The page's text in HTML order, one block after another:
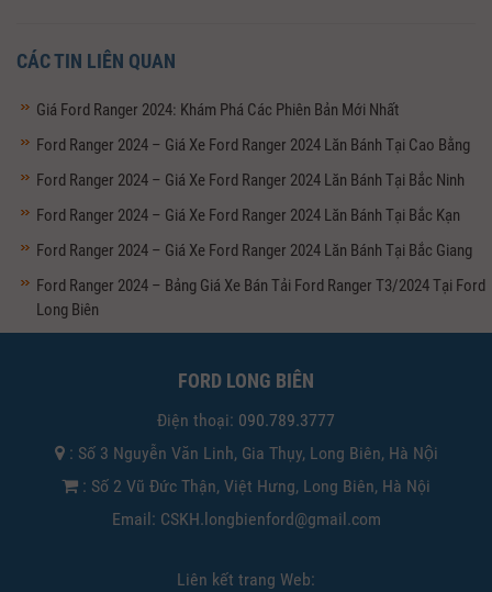
CÁC TIN LIÊN QUAN
Giá Ford Ranger 2024: Khám Phá Các Phiên Bản Mới Nhất
Ford Ranger 2024 – Giá Xe Ford Ranger 2024 Lăn Bánh Tại Cao Bằng
Ford Ranger 2024 – Giá Xe Ford Ranger 2024 Lăn Bánh Tại Bắc Ninh
Ford Ranger 2024 – Giá Xe Ford Ranger 2024 Lăn Bánh Tại Bắc Kạn
Ford Ranger 2024 – Giá Xe Ford Ranger 2024 Lăn Bánh Tại Bắc Giang
Ford Ranger 2024 – Bảng Giá Xe Bán Tải Ford Ranger T3/2024 Tại Ford
Long Biên
FORD LONG BIÊN
Điện thoại: 090.789.3777
: Số 3 Nguyễn Văn Linh, Gia Thụy, Long Biên, Hà Nội
: Số 2 Vũ Đức Thận, Việt Hưng, Long Biên, Hà Nội
Email: CSKH.longbienford@gmail.com
Liên kết trang Web: